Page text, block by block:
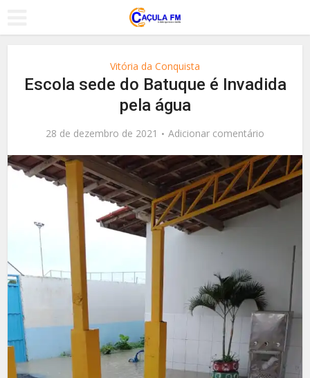
Vitória da Conquista
Escola sede do Batuque é Invadida
pela água
28 de dezembro de 2021 Adicionar comentário